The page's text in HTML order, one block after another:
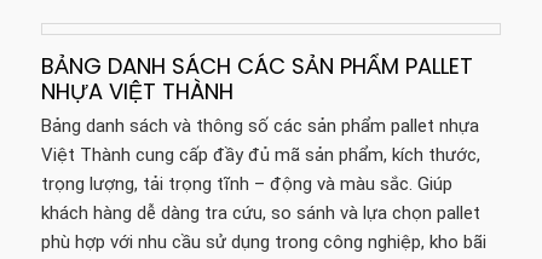
BẢNG DANH SÁCH CÁC SẢN PHẨM PALLET
NHỰA VIỆT THÀNH
Bảng danh sách và thông số các sản phẩm pallet nhựa
Việt Thành cung cấp đầy đủ mã sản phẩm, kích thước,
trọng lượng, tải trọng tĩnh – động và màu sắc. Giúp
khách hàng dễ dàng tra cứu, so sánh và lựa chọn pallet
phù hợp với nhu cầu sử dụng trong công nghiệp, kho bãi